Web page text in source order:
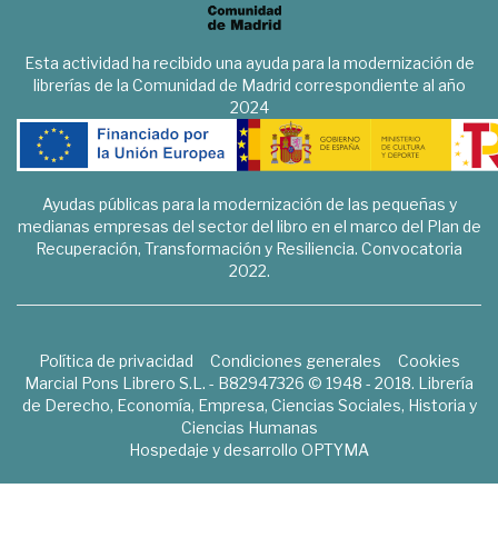
Esta actividad ha recibido una ayuda para la modernización de
librerías de la Comunidad de Madrid correspondiente al año
2024
Ayudas públicas para la modernización de las pequeñas y
medianas empresas del sector del libro en el marco del Plan de
Recuperación, Transformación y Resiliencia. Convocatoria
2022.
Política de privacidad Condiciones generales
Cookies
Marcial Pons Librero S.L. - B82947326 © 1948 - 2018. Librería
de Derecho, Economía, Empresa, Ciencias Sociales, Historia y
Ciencias Humanas
Hospedaje y desarrollo OPTYMA